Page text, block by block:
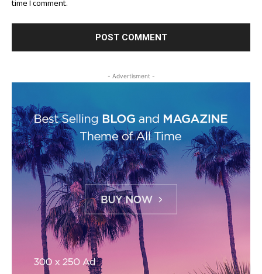
time I comment.
- Advertisment -